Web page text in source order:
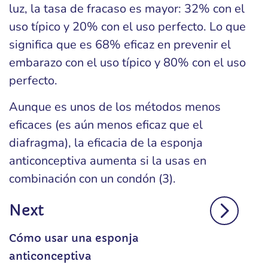
luz, la tasa de fracaso es mayor: 32% con el
uso típico y 20% con el uso perfecto. Lo que
significa que es 68% eficaz en prevenir el
embarazo con el uso típico y 80% con el uso
perfecto.
Aunque es unos de los métodos menos
eficaces (es aún menos eficaz que el
diafragma), la eficacia de la esponja
anticonceptiva aumenta si la usas en
combinación con un condón (3).
Next
Cómo usar una esponja
anticonceptiva